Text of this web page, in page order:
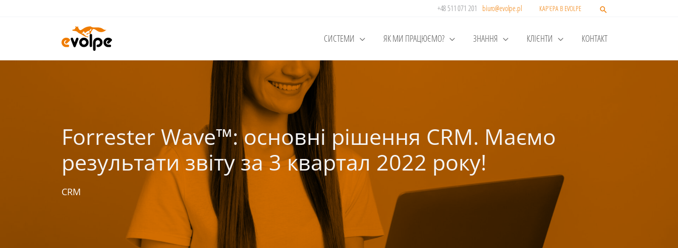
+48 511 071 201 biuro@evolpe.pl КАР’ЄРА В EVOLPE
СИСТЕМИ ЯК МИ ПРАЦЮЄМО? ЗНАННЯ КЛІЄНТИ КОНТАКТ
Forrester Wave™: основні рішення CRM. Маємо
результати звіту за 3 квартал 2022 року!
CRM